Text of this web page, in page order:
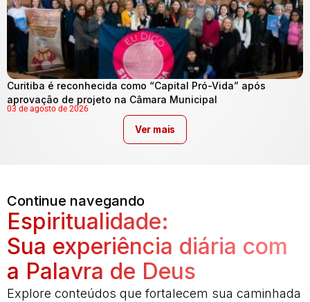
Curitiba é reconhecida como “Capital Pró-Vida” após
aprovação de projeto na Câmara Municipal
03 de agosto de 2026
Ver mais
Continue navegando
Espiritualidade:
Sua experiência diária com
a Palavra de Deus
Explore conteúdos que fortalecem sua caminhada